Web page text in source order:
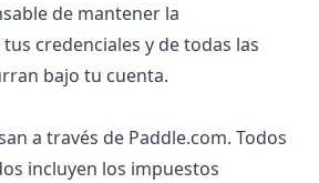
de mantener la
credenciales y de todas las
bajo tu cuenta.
a través de Paddle.com. Todos
incluyen los impuestos